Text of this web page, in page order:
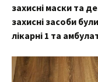
захисні маски та
захисні засоби
лікарні 1 та